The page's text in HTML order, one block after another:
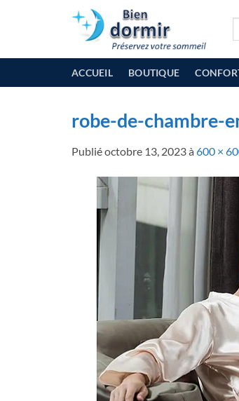
ACCUEIL BOUTIQUE
robe-de-chambre-
Publiéoctobre 13, 2023à 600 ×